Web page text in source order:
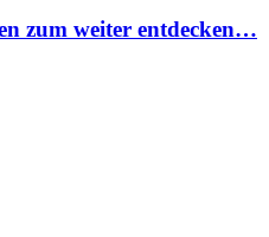
zum weiter entdecken…